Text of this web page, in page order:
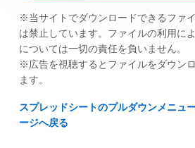
※当サイトでダウンロードできるファ
は禁止しています。ファイルの利用に
については一切の責任を負いません。
※広告を視聴するとファイルをダウン
ます。
スプレッドシートのプルダウンメニュ
ージへ戻る